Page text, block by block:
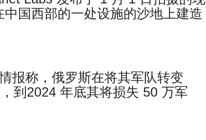
国西部的一处设施的沙地上建造
报称，俄罗斯在将其军队转变
到2024 年底其将损失 50 万军